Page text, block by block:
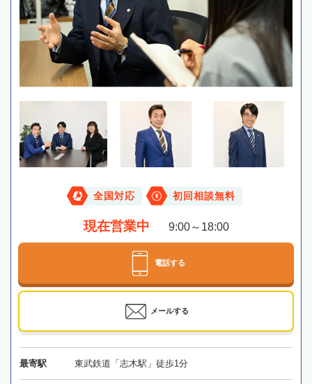
全国対応 初回相談無料
現在営業中 9:00～18:00
電話する
メールする
最寄駅 東武鉄道「志木駅」徒歩1分